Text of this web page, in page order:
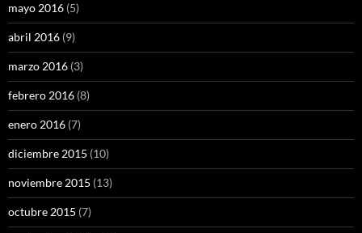
mayo 2016 (5)
abril 2016 (9)
marzo 2016 (3)
febrero 2016 (8)
enero 2016 (7)
diciembre 2015 (10)
noviembre 2015 (13)
octubre 2015 (7)